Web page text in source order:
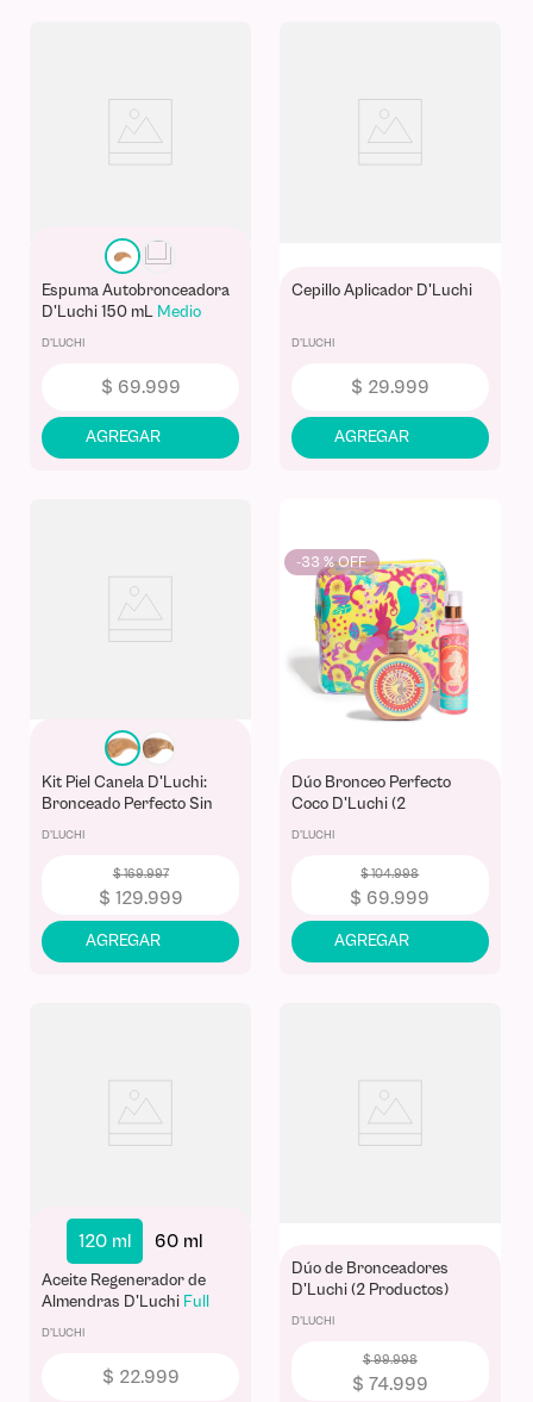
Espuma Autobronceadora
D'Luchi 150 mL
Medio
D'LUCHI
$ 69.999
Cepillo Aplicador D'Luchi
D'LUCHI
$ 29.999
Kit Piel Canela D'Luchi:
Bronceado Perfecto Sin
D'LUCHI
$169.997
$ 129.999
-33 %
Dúo Bronceo Perfecto
Coco D'Luchi (2
D'LUCHI
$104.998
$ 69.999
120 ml 60 ml
Aceite Regenerador de
Almendras D'Luchi Full
D'LUCHI
$ 22.999
Dúo de Bronceadores
D'Luchi (2 Productos)
D'LUCHI
$99.998
$ 74.999